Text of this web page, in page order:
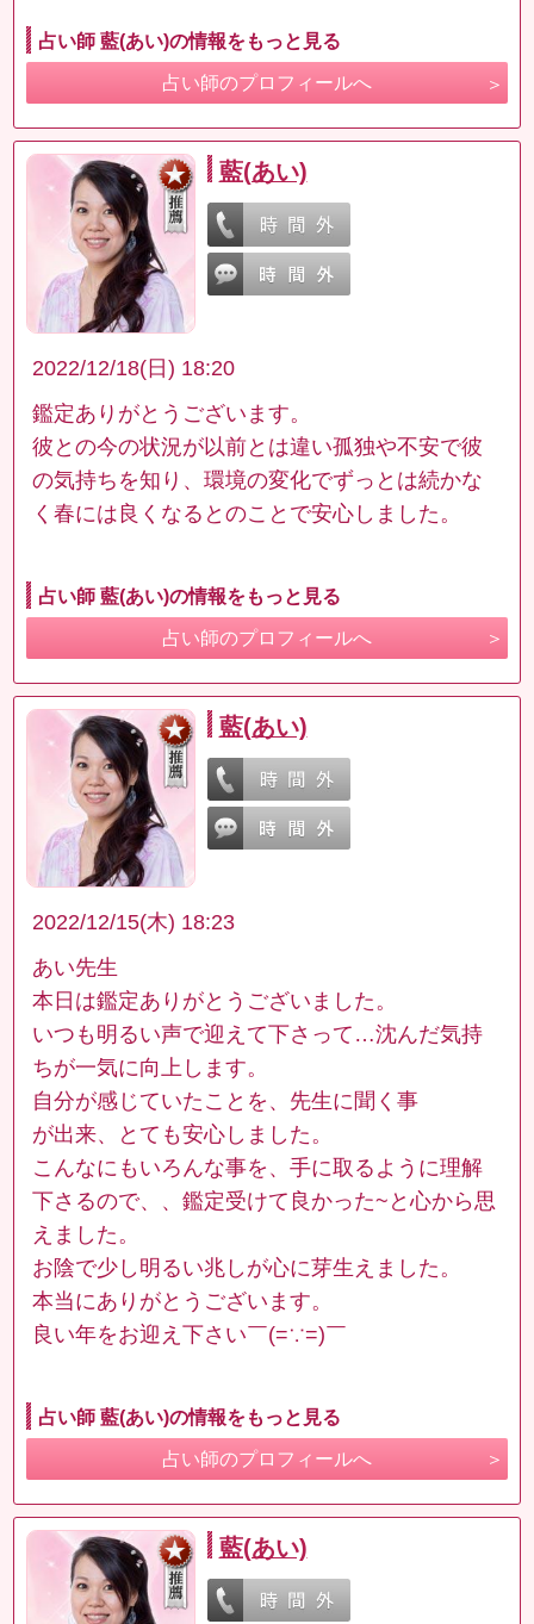
占い師 藍(あい)の情報をもっと見る
占い師のプロフィールへ
藍(あい)
2022/12/18(日) 18:20
鑑定ありがとうございます。
彼との今の状況が以前とは違い孤独や不安で彼
の気持ちを知り、環境の変化でずっとは続かな
く春には良くなるとのことで安心しました。
占い師 藍(あい)の情報をもっと見る
占い師のプロフィールへ
藍(あい)
2022/12/15(木) 18:23
あい先生
本日は鑑定ありがとうございました。
いつも明るい声で迎えて下さって…沈んだ気持
ちが一気に向上します。
自分が感じていたことを、先生に聞く事
が出来、とても安心しました。
こんなにもいろんな事を、手に取るように理解
下さるので、、鑑定受けて良かった~と心から思
えました。
お陰で少し明るい兆しが心に芽生えました。
本当にありがとうございます。
良い年をお迎え下さい￣(=∵=)￣
占い師 藍(あい)の情報をもっと見る
占い師のプロフィールへ
藍(あい)